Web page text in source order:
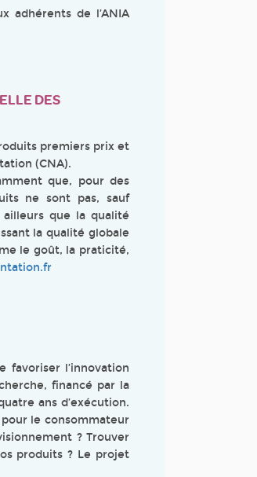
adhérents de l’ANIA
DES
premiers prix et
(CNA).
que, pour des
ne sont pas, sauf
que la qualité
la qualité globale
le goût, la praticité,
favoriser l’innovation
financé par la
ans d’exécution.
le consommateur
? Trouver
produits ? Le projet